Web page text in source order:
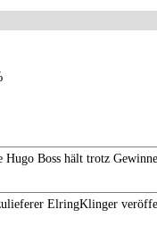
Hugo Boss hält trotz
ElringKlinger